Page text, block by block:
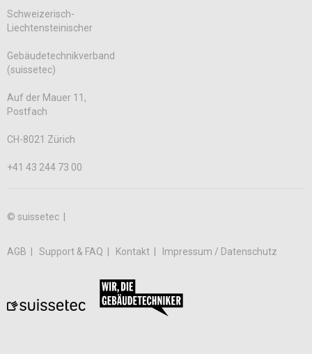
Schweizerisch-
Liechtensteinischer
Gebäudetechnikverband
(suissetec)
Auf der Mauer 11,
Postfach
CH-8021 Zürich
+41 43 244 73 00
© suissetec |
AGB Support & FAQ Kontakt Impressum / Datenschutz